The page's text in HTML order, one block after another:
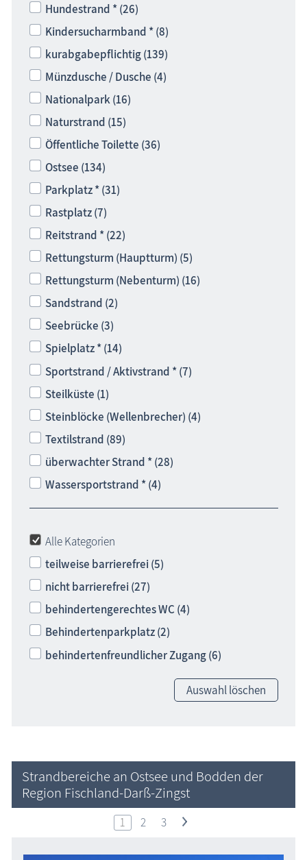
Hundestrand * (26)
Kindersucharmband * (8)
kurabgabepflichtig (139)
Münzdusche / Dusche (4)
Nationalpark (16)
Naturstrand (15)
Öffentliche Toilette (36)
Ostsee (134)
Parkplatz * (31)
Rastplatz (7)
Reitstrand * (22)
Rettungsturm (Hauptturm) (5)
Rettungsturm (Nebenturm) (16)
Sandstrand (2)
Seebrücke (3)
Spielplatz * (14)
Sportstrand / Aktivstrand * (7)
Steilküste (1)
Steinblöcke (Wellenbrecher) (4)
Textilstrand (89)
überwachter Strand * (28)
Wassersportstrand * (4)
Alle Kategorien
teilweise barrierefrei (5)
nicht barrierefrei (27)
behindertengerechtes WC (4)
Behindertenparkplatz (2)
behindertenfreundlicher Zugang (6)
Auswahl löschen
Strandbereiche an Ostsee und Bodden der
Region Fischland-Darß-Zingst
1 2 3 >